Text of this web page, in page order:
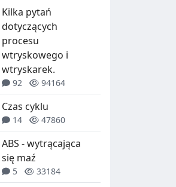
Kilka pytań
dotyczących
procesu
wtryskowego i
wtryskarek.
92 94164
Czas cyklu
14 47860
ABS - wytrącająca
się maź
5 33184